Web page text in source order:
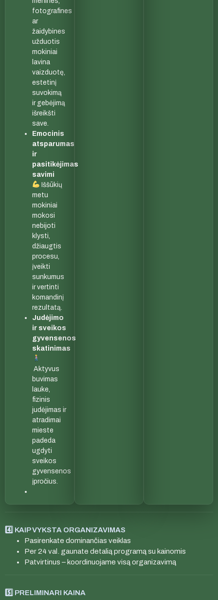
fotografines
ar
žaidybines
užduotis
mokiniai
lavina
vaizduotę,
estetinį
suvokimą
ir gebėjimą
išreikšti
save.
Emocinis
atsparumas
ir
pasitikėjimas
savimi
Iššūkių
metu
mokiniai
mokosi
nebijoti
klysti,
džiaugtis
procesu,
įveikti
sunkumus
ir vertinti
komandinį
rezultatą.
Judėjimo
ir sveikos
gyvensenos
skatinimas
Aktyvus
buvimas
lauke,
fizinis
judėjimas ir
atradimai
mieste
padeda
ugdyti
sveikos
gyvensenos
įpročius.
4️⃣ KAIP VYKSTA ORGANIZAVIMAS
Pasirenkate dominančias veiklas
Per 24 val. gaunate detalią programą su kainomis
Patvirtinus – koordinuojame visą organizavimą
5️⃣ PRELIMINARI KAINA